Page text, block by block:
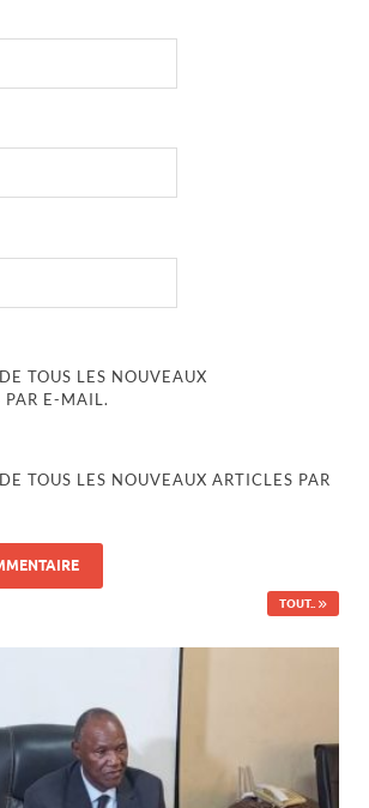
TOUS LES NOUVEAUX
PAR E-MAIL.
TOUS LES NOUVEAUX ARTICLES PAR
TOUT..